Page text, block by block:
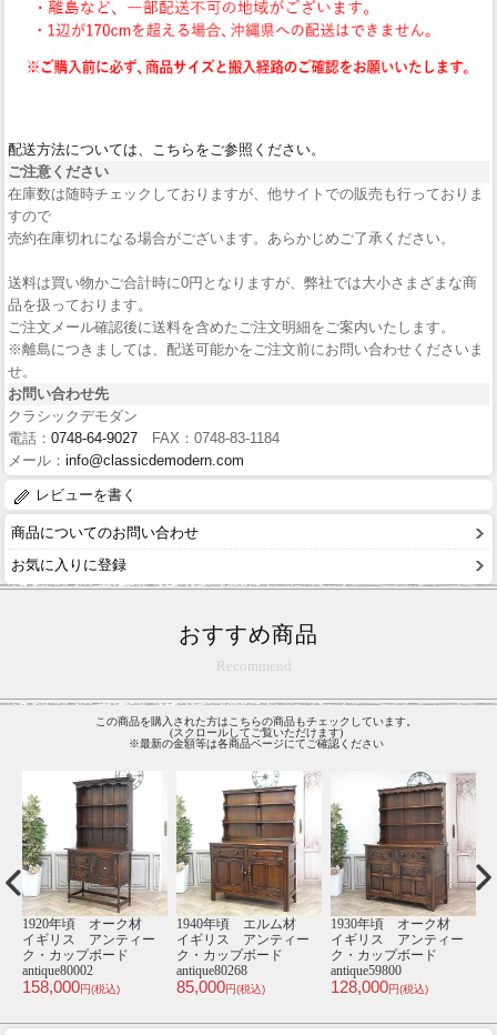
配送方法については、こちらをご参照ください。
ご注意ください
在庫数は随時チェックしておりますが、他サイトでの販売も行っておりま
すので
売約在庫切れになる場合がございます。あらかじめご了承ください。
送料は買い物かご合計時に0円となりますが、弊社では大小さまざまな商
品を扱っております。
ご注文メール確認後に送料を含めたご注文明細をご案内いたします。
※離島につきましては、配送可能かをご注文前にお問い合わせくださいま
せ。
お問い合わせ先
クラシックデモダン
電話： 0748-64-9027 FAX：0748-83-1184
メール： info@classicdemodern.com
レビューを書く
商品についてのお問い合わせ
お気に入りに登録
おすすめ商品
Recommend
この商品を購入された方はこちらの商品もチェックしています。
(スクロールしてご覧いただけます)
※最新の金額等は各商品ページにてご確認ください
1920年頃 オーク材
イギリス アンティー
ク・カップボード
antique80002
158,000円(税込)
1940年頃 エルム材
イギリス アンティー
ク・カップボード
antique80268
85,000円(税込)
1930年頃 オーク材
イギリス アンティー
ク・カップボード
antique59800
128,000円(税込)